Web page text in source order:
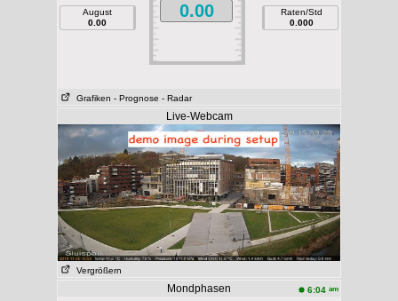
August
0.00
0.00
Raten/Std
0.000
Grafiken - Prognose - Radar
Live-Webcam
Vergrößern
Mondphasen 6:04 am